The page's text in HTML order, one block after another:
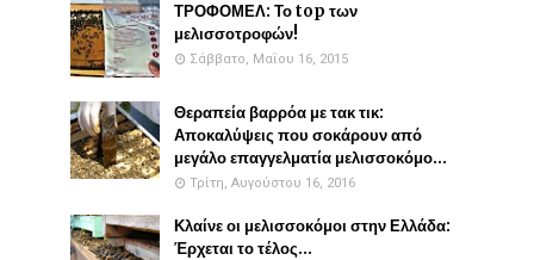
ΤΡΟΦΟΜΕΛ: Το top των
μελισσοτροφών!
Σάββατο, Μαΐου 16, 2015
Θεραπεία βαρρόα με τακ τικ:
Αποκαλύψεις που σοκάρουν από
μεγάλο επαγγελματία μελισσοκόμο...
Τρίτη, Αυγούστου 16, 2016
Κλαίνε οι μελισσοκόμοι στην Ελλάδα:
Έρχεται το τέλος...